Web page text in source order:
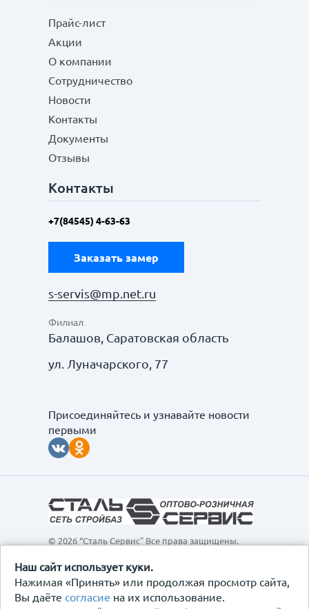
Наш сайт использует куки.
Нажимая «Принять» или продолжая просмотр сайта,
Вы даёте согласие на их использование.
Прайс-лист
Акции
О компании
Сотрудничество
Новости
Контакты
Документы
Отзывы
Контакты
+7(84545) 4-63-63
Заказать замер
s-servis@mp.net.ru
Филиал
Балашов, Саратовская область
ул. Луначарского, 77
Присоединяйтесь и узнавайте новости
первыми
© 2026 “Сталь Сервис" Все права защищены.
интернет-сайт, а также вся информация о товарах и
ценах, предоставленная на нём, носит
исключительно информационный характер и ни при
каких условиях не является публичной офертой,